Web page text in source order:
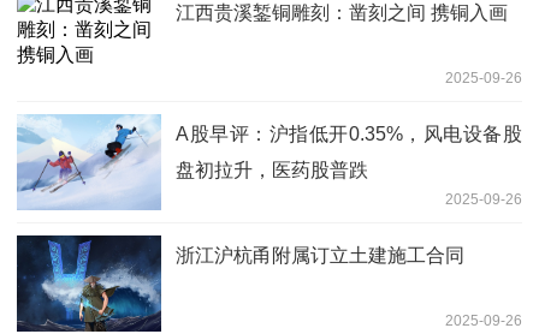
江西贵溪錾铜雕刻：凿刻之间 携铜入画
2025-09-26
A股早评：沪指低开0.35%，风电设备股
盘初拉升，医药股普跌
2025-09-26
浙江沪杭甬附属订立土建施工合同
2025-09-26